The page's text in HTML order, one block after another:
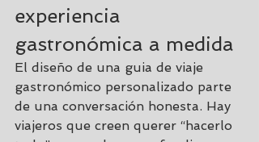
experiencia
gastronómica a medida
El diseño de una guia de viaje
gastronómico personalizado parte
de una conversación honesta. Hay
viajeros que creen querer “hacerlo